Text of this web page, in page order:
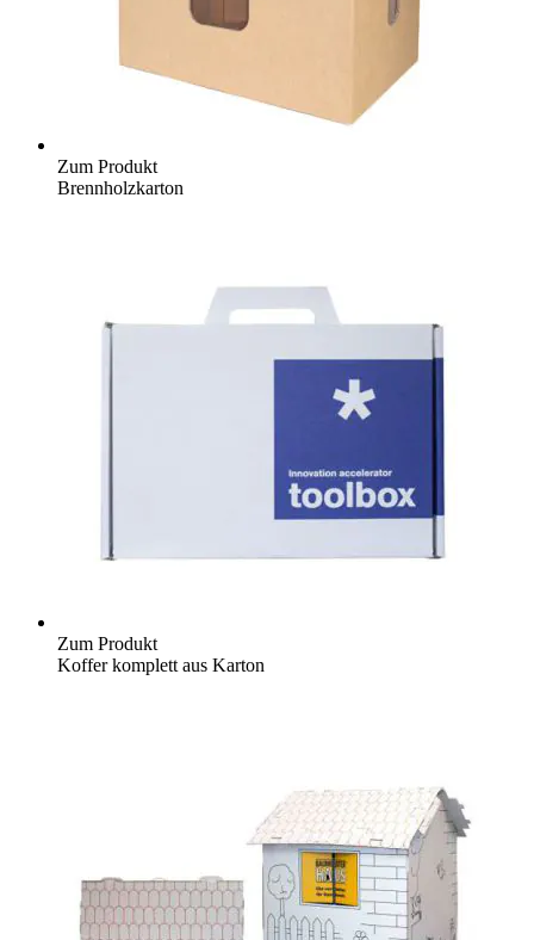
Zum Produkt
Brennholzkarton
Zum Produkt
Koffer komplett aus Karton